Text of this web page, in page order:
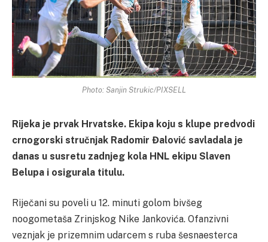
Photo: Sanjin Strukic/PIXSELL
Rijeka je prvak Hrvatske. Ekipa koju s klupe predvodi
crnogorski stručnjak Radomir Đalović savladala je
danas u susretu zadnjeg kola HNL ekipu Slaven
Belupa i osigurala titulu.
Riječani su poveli u 12. minuti golom bivšeg
noogometaša Zrinjskog Nike Jankovića. Ofanzivni
veznjak je prizemnim udarcem s ruba šesnaesterca